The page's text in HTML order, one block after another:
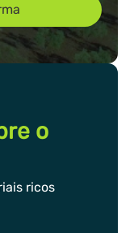
o
ricos